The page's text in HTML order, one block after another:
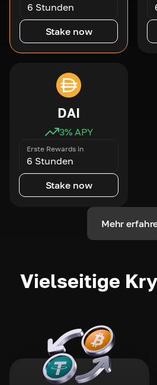
6 Stunden
Stake now
DAI
3% APY
Erste Rewards in
6 Stunden
Stake now
Mehr
Vielseitige